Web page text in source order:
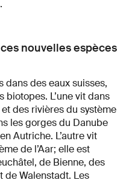
nouvelles espèces
dans des eaux suisses,
L’une vit dans
des rivières du système
les gorges du Danube
Autriche. L’autre vit
de l’Aar; elle est
de Bienne, des
de Walenstadt. Les